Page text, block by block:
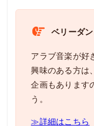
ベリーダ
アラブ音楽が好
興味のある方は
企画もあります
う。
≫詳細はこちら